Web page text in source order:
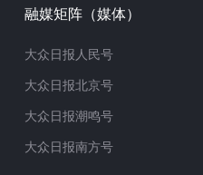
融媒矩阵（媒体）
大众日报人民号
大众日报北京号
大众日报潮鸣号
大众日报南方号